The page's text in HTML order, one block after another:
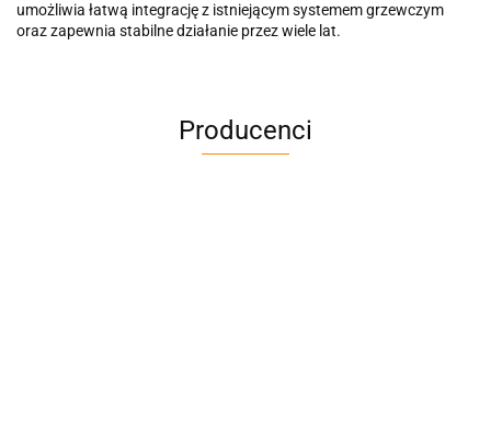
umożliwia łatwą integrację z istniejącym systemem grzewczym
oraz zapewnia stabilne działanie przez wiele lat.
Producenci